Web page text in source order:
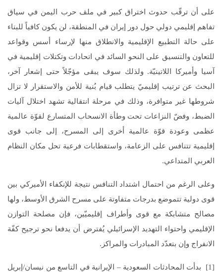
على أن ترقّب حدوث اختراق كبير في ملف حرب اليمن في سياق
تفاهم إقليمي دولي حول دور إيران في المنطقة، لن يكون كافياً للبناء
على حالة التطبيع الإقليمية والانطلاق منها لإرساء أسس وقواعد
للتعاون والتنسيق على النحو السائد في اتحادات وتكتلات إقليمية في
آسيا وأميركا اللاتينيّة. ولذلك سوف يبقى مؤجّلاً حتى إشعار آخر،
البحث عن ترتيب إقليميّ يتطلب قيام بُنية للأمن والاستقرار لا تزال
شروطها غير متوافرة، وذلك في مرحلة انتقالية تشهد اختلال آليات
الضبط، وفضّ النزاعات تحت وطأة الانسحاب المتسارع لقوّة عالمية
عظمى وعودة قوّة عالمية أخرى إلى المسرح، إلى جانب قوى
إقليمية تتنافس على الزعامة، واستقطابات فرعية تحل مكان النظام
العربي المتداعي.
وعلى الرغم من احتمال اشتداد التنافس نتيجة للإنكفاء الأميركي بين
قوى دولية تتموضع بدرجات متفاوتة على مسرح الشرق الأوسط، ولها
مصالح متشابكة مع قوى وأطراف إقليميّين، فإن مصلحة التوازن
الإقليمي واحتواء التهديد الإسرائيلي يُفترض أن يدفعا نحو ترجيح كفّة
الانفراج وإن بتعدّد المبادرات والمراكز.
[1] بدأت المحادثات السعودية – الإيرانية في التاسع من نيسان/إبريل